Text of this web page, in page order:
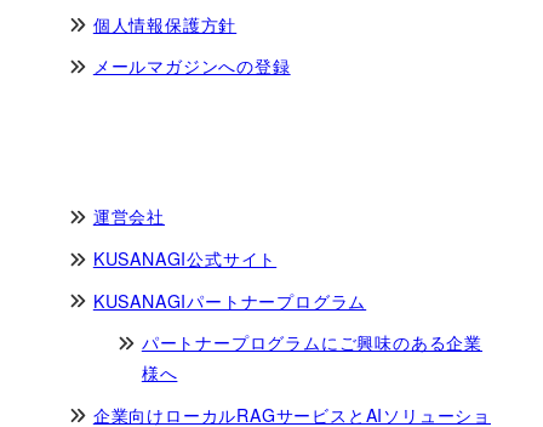
個人情報保護方針
メールマガジンへの登録
運営会社
KUSANAGI公式サイト
KUSANAGIパートナープログラム
パートナープログラムにご興味のある企業
様へ
企業向けローカルRAGサービスとAIソリューショ